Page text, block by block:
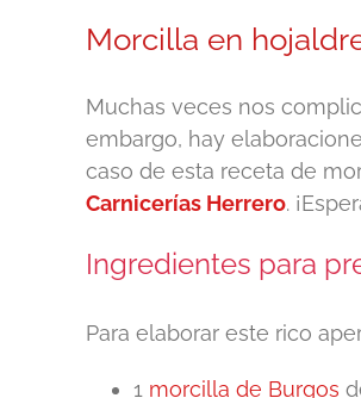
Morcilla en
Muchas veces nos
embargo, hay
caso de esta receta de
Carnicerías Herrero.
Ingredientes para
Para elaborar este rico
1 morcilla de Burgos